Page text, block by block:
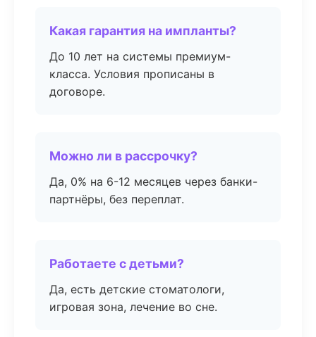
Какая гарантия на импланты?
До 10 лет на системы премиум-
класса. Условия прописаны в
договоре.
Можно ли в рассрочку?
Да, 0% на 6-12 месяцев через банки-
партнёры, без переплат.
Работаете с детьми?
Да, есть детские стоматологи,
игровая зона, лечение во сне.